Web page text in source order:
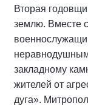
Вторая
землю. Вместе
закладному
жителей от
дуга».